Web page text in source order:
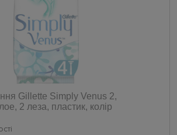
Gillette Simply Venus 2,
2 леза, пластик, колір